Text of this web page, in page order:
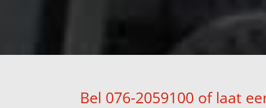
Bel 076-2059100 of laat